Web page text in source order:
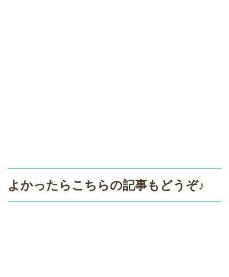
よかったらこちらの記事もどうぞ♪